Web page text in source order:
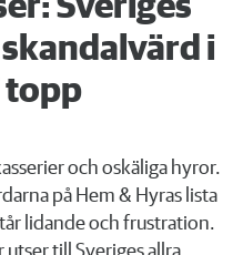
Sveriges
i
topp
och oskäliga hyror.
på Hem & Hyras lista
lidande och frustration.